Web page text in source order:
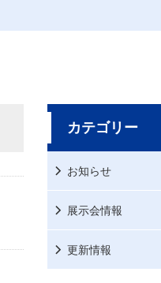
カテゴリー
お知らせ
展示会情報
更新情報